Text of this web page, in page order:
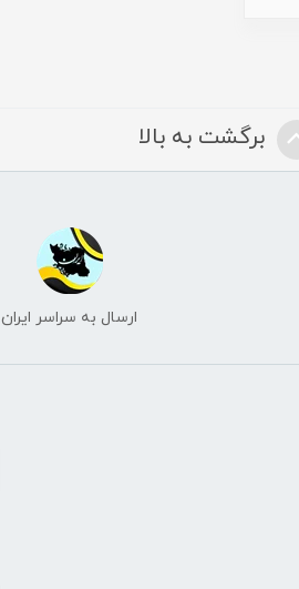
برگشت به بالا
ارسال به سراسر ایران